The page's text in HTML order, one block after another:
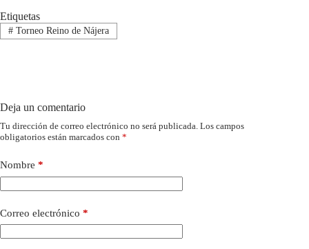
Etiquetas
#Torneo Reino de Nájera
Deja un comentario
Tu dirección de correo electrónico no será publicada. Los campos
obligatorios están marcados con *
Nombre *
Correo electrónico *